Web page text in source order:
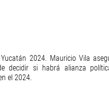
2024. Mauricio Vila
decidir si habrá alianza
el 2024.